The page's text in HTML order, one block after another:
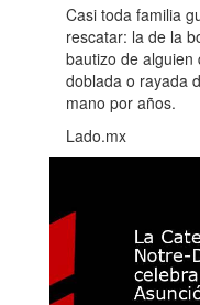
Casi toda familia
rescatar: la de la
bautizo de alguien
doblada o rayada
mano por años.
Lado.mx